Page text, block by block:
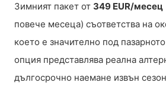
Зимният пакет от 349 EUR/месец
повече месеца) съответства на
което е значително под
опция представлява реална
дългосрочно наемане извън